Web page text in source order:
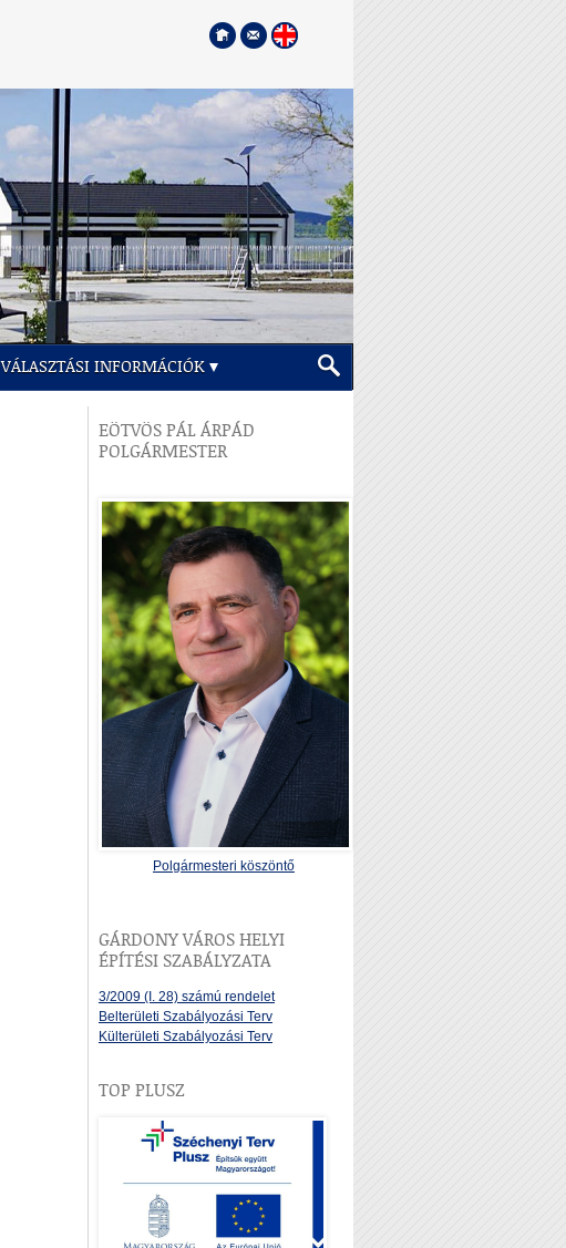
VÁLASZTÁSI INFORMÁCIÓK
EÖTVÖS PÁL ÁRPÁD
POLGÁRMESTER
Polgármesteri köszöntő
GÁRDONY VÁROS HELYI
ÉPÍTÉSI SZABÁLYZATA
3/2009 (I. 28) számú rendelet
Belterületi Szabályozási Terv
Külterületi Szabályozási Terv
TOP PLUSZ